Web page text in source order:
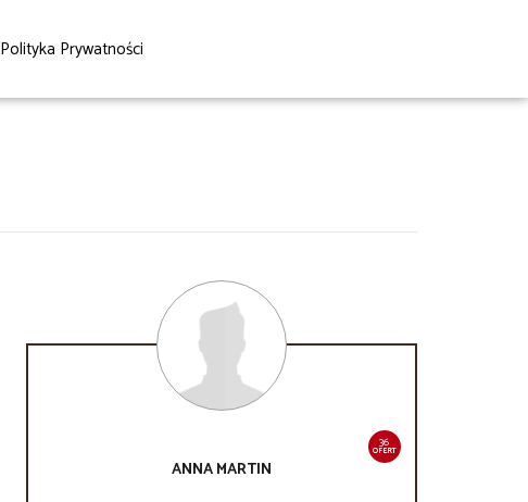
Polityka Prywatności
36
OFERT
ANNAMARTIN